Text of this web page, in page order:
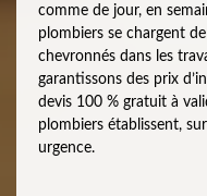
comme de jour, en
plombiers se chargent
chevronnés dans les
garantissons des prix
devis 100 % gratuit à
plombiers établissent,
urgence.